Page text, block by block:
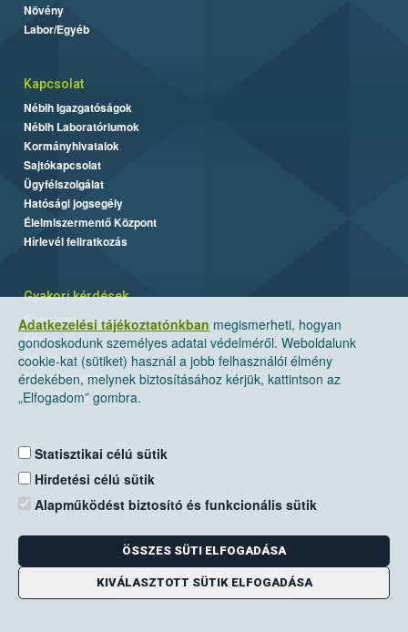
Adatkezelési tájékoztatónkban megismerheti, hogyan
gondoskodunk személyes adatai védelméről. Weboldalunk
cookie-kat (sütiket) használ a jobb felhasználói élmény
érdekében, melynek biztosításához kérjük, kattintson az
„Elfogadom” gombra.
Statisztikai célú sütik
Hirdetési célú sütik
Alapműködést biztosító és funkcionális sütik
ÖSSZES SÜTI ELFOGADÁSA
KIVÁLASZTOTT SÜTIK ELFOGADÁSA
Növény
Labor/Egyéb
Kapcsolat
Nébih Igazgatóságok
Nébih Laboratóriumok
Kormányhivatalok
Sajtókapcsolat
Ügyfélszolgálat
Hatósági jogsegély
Élelmiszermentő Központ
Hírlevél feliratkozás
Gyakori kérdések
Élelmiszer
Állat
Növény
Laboratóriumok
Labor/Egyéb
Cím: 1024 Budapest, Keleti Károly utca. 24.
Levelezési cím: 1525 Budapest. Pf. 30.